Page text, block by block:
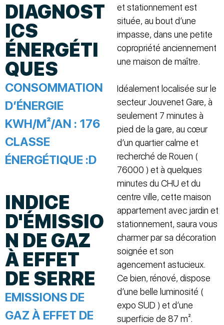
DIAGNOST
ICS
ÉNERGÉTI
QUES
CONSOMMATION
D’ÉNERGIE
KWH/M²/AN : 176
CLASSE
ÉNERGÉTIQUE :D
INDICE
D'ÉMISSIO
N DE GAZ
À EFFET
DE SERRE
EMISSIONS DE
GAZ À EFFET DE
et stationnement est
située, au bout d’une
impasse, dans une petite
copropriété anciennement
une maison de maître.
Idéalement localisée sur le
secteur Jouvenet Gare, à
seulement 7 minutes à
pied de la gare, au cœur
d’un quartier calme et
recherché de Rouen (
76000 ) et à quelques
minutes du CHU et du
centre ville, cette maison
appartement avec jardin et
stationnement, saura vous
charmer par sa décoration
soignée et son
agencement astucieux.
Ce bien, rénové, dispose
d’une belle luminosité (
expo SUD ) et d’une
superficie de 87 m².